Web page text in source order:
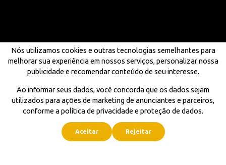
Nós utilizamos cookies e outras tecnologias semelhantes para
melhorar sua experiência em nossos serviços, personalizar nossa
publicidade e recomendar conteúdo de seu interesse.
Ao informar seus dados, você concorda que os dados sejam
utilizados para ações de marketing de anunciantes e parceiros,
conforme a política de privacidade e proteção de dados.
Aceitar Rejeitar